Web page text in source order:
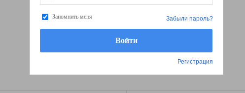
Запомнить меня
Регистрация
Забыли пароль?